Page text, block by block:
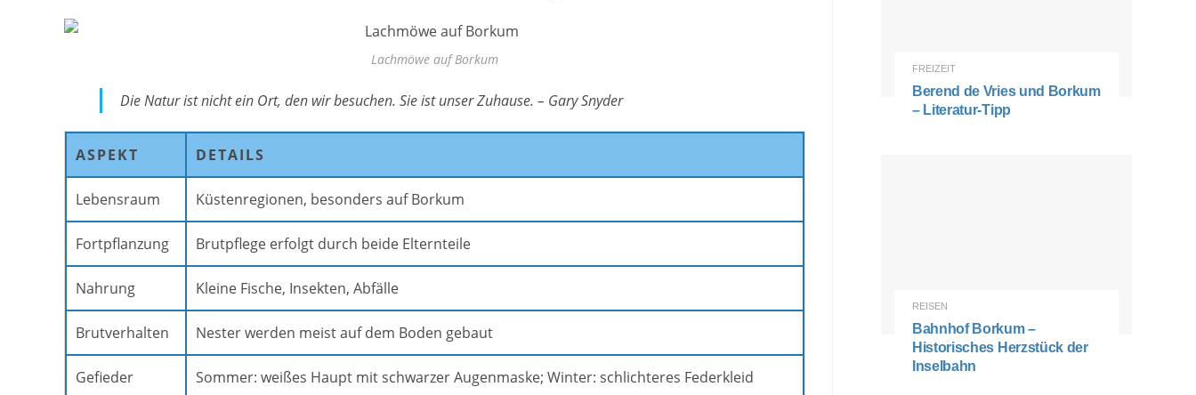
Lachmöwe auf Borkum
Die Natur ist nicht ein Ort, den wir besuchen. Sie ist unser Zuhause. – Gary Snyder
ASPEKT DETAILS
Lebensraum Küstenregionen, besonders auf Borkum
Fortpflanzung Brutpflege erfolgt durch beide Elternteile
Nahrung Kleine Fische, Insekten, Abfälle
Brutverhalten Nester werden meist auf dem Boden gebaut
Gefieder Sommer: weißes Haupt mit schwarzer Augenmaske; Winter: schlichteres Federkleid
FREIZEIT
Berend de Vries und Borkum
– Literatur-Tipp
REISEN
Bahnhof Borkum –
Historisches Herzstück der
Inselbahn